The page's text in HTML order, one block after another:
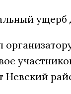
ущерб
Невский